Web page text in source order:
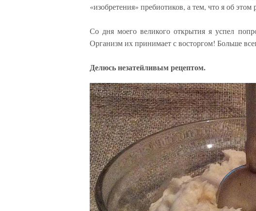
«изобретения» пребиотиков, а тем, что я об этом
Со дня моего великого открытия я успел
Организм их принимает с восторгом! Больше
Делюсь незатейливым рецептом.